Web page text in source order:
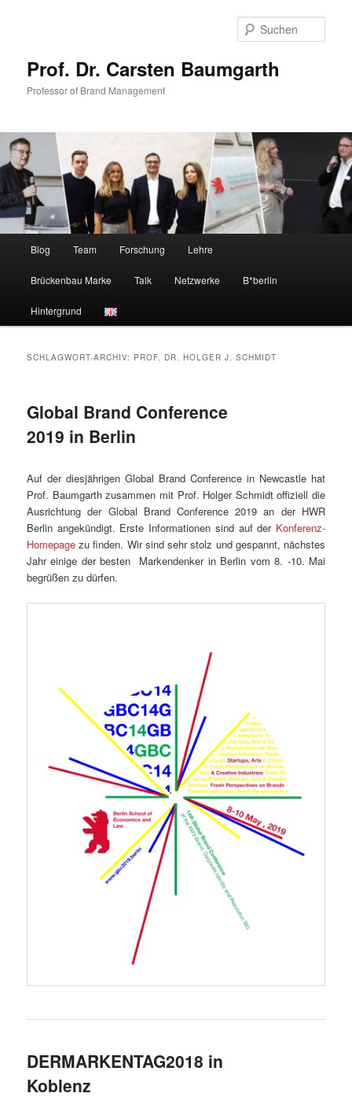
Prof. Dr. Carsten Baumgarth
Professor of Brand Management
Blog Team Forschung Lehre
Brückenbau Marke Talk Netzwerke B*berlin
Hintergrund
SCHLAGWORT-ARCHIV: PROF. DR. HOLGER J. SCHMIDT
Global Brand Conference
2019 in Berlin
Auf der diesjährigen Global Brand Conference in Newcastle hat
Prof. Baumgarth zusammen mit Prof. Holger Schmidt offiziell die
Ausrichtung der Global Brand Conference 2019 an der HWR
Berlin angekündigt. Erste Informationen sind auf der Konferenz-
Homepagezu finden. Wir sind sehr stolz und gespannt, nächstes
Jahr einige der besten Markendenker in Berlin vom 8. -10. Mai
begrüßen zu dürfen.
DERMARKENTAG2018 in
Koblenz